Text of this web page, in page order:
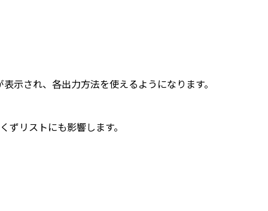
示され、各出力方法を使えるようになります。
リストにも影響します。